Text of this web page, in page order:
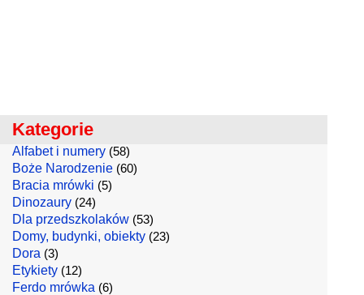
Kategorie
Alfabet i numery (58)
Boże Narodzenie (60)
Bracia mrówki (5)
Dinozaury (24)
Dla przedszkolaków (53)
Domy, budynki, obiekty (23)
Dora (3)
Etykiety (12)
Ferdo mrówka (6)